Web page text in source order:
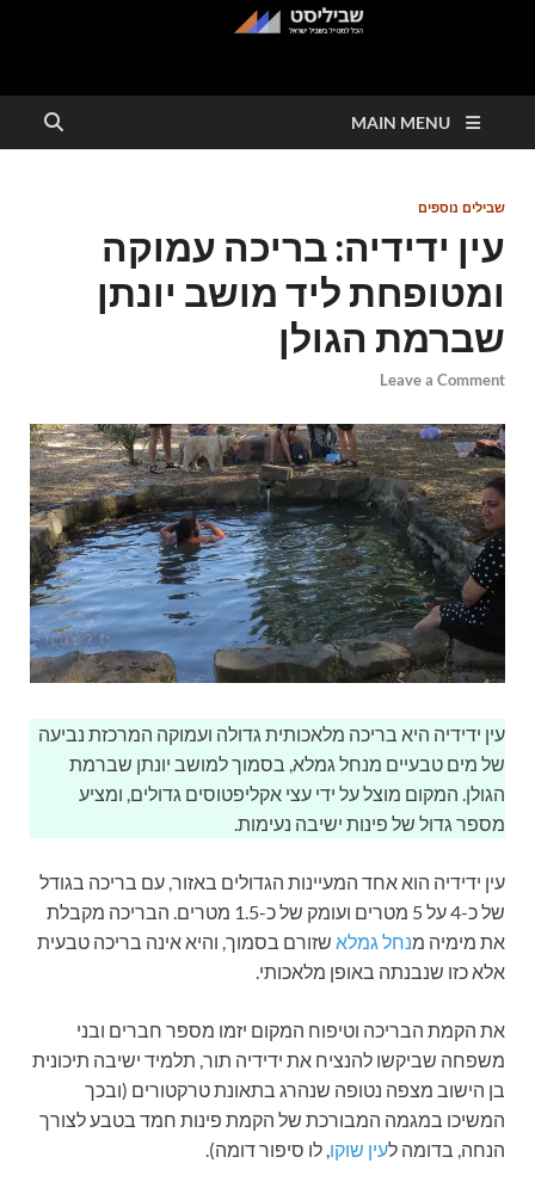
שביליסט
MAIN MENU
שבילים נוספים
עין ידידיה: בריכה עמוקה
ומטופחת ליד מושב יונתן
שברמת הגולן
Leave a Comment
עין ידידיה היא בריכה מלאכותית גדולה ועמוקה המרכזת נביעה
של מים טבעיים מנחל גמלא, בסמוך למושב יונתן שברמת
הגולן. המקום מוצל על ידי עצי אקליפטוסים גדולים, ומציע
מספר גדול של פינות ישיבה נעימות.
עין ידידיה הוא אחד המעיינות הגדולים באזור, עם בריכה בגודל
של כ-4 על 5 מטרים ועומק של כ-1.5 מטרים. הבריכה מקבלת
את מימיה מנחל גמלא שזורם בסמוך, והיא אינה בריכה טבעית
אלא כזו שנבנתה באופן מלאכותי.
את הקמת הבריכה וטיפוח המקום יזמו מספר חברים ובני
משפחה שביקשו להנציח את ידידיה תור, תלמיד ישיבה תיכונית
בן הישוב מצפה נטופה שנהרג בתאונת טרקטורים (ובכך
המשיכו במגמה המבורכת של הקמת פינות חמד בטבע לצורך
הנחה, בדומה לעין שוקו, לו סיפור דומה).